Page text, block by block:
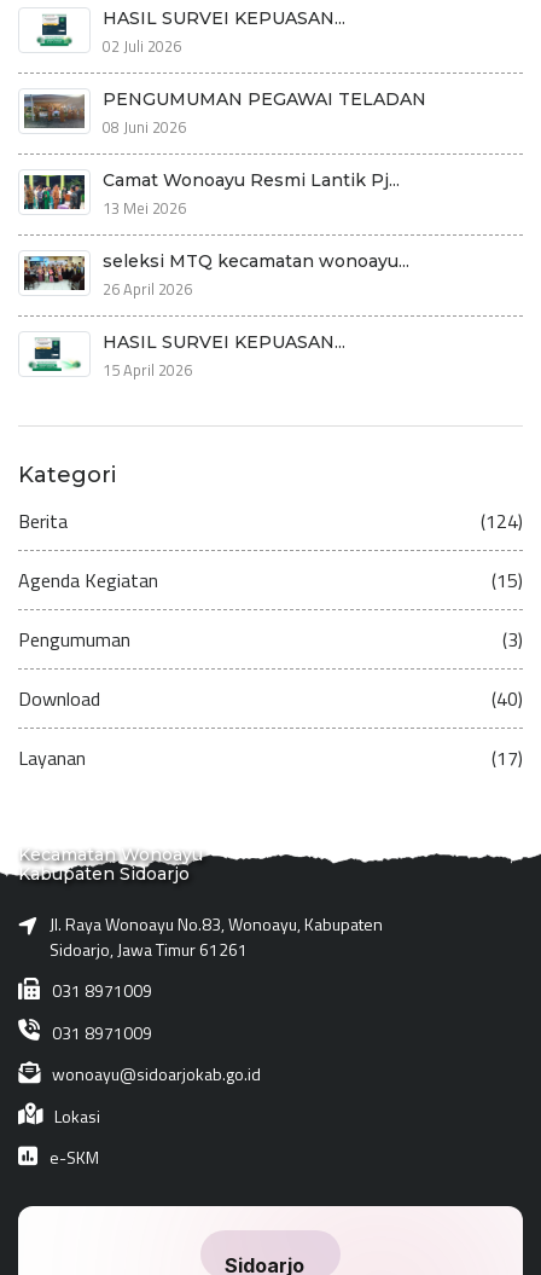
HASIL SURVEI KEPUASAN...
02 Juli 2026
PENGUMUMAN PEGAWAI TELADAN
08 Juni 2026
Camat Wonoayu Resmi Lantik Pj...
13 Mei 2026
seleksi MTQ kecamatan wonoayu...
26 April 2026
HASIL SURVEI KEPUASAN...
15 April 2026
Kategori
Berita (124)
Agenda Kegiatan (15)
Pengumuman (3)
Download (40)
Layanan (17)
Kecamatan Wonoayu
Kabupaten Sidoarjo
Jl. Raya Wonoayu No.83, Wonoayu, Kabupaten
Sidoarjo, Jawa Timur 61261
031 8971009
031 8971009
wonoayu@sidoarjokab.go.id
Lokasi
e-SKM